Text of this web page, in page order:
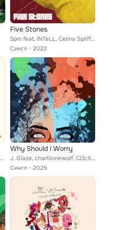
Five Stones
5pm feat. iNTeLL, Celina Spliffs, Cl3ctic, Sesh Sparkz
Сингл
2022
J. Glaze, charlilonewolf feat. iNTeLL, Cl3ctic, Paul Marz, Chris Valentine
Why Should I Worry
J. Glaze, charlilonewolf, Cl3ctic feat. iNTeLL, Agent Blurr, Paul Marz
Сингл
2025